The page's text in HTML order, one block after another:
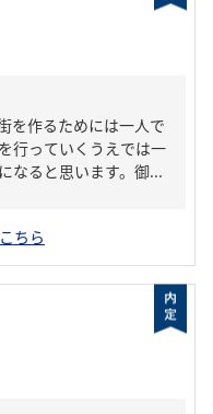
を作るためには一人で
行っていくうえでは一
なると思います。御...
ちら